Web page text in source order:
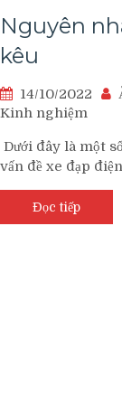
Nguyên
kêu
14/10/2022
Kinh nghiệm
Dưới đây là một
vấn đề xe đạp
Đọc tiếp